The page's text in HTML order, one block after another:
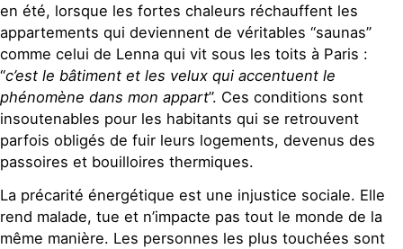
en été, lorsque les fortes chaleurs réchauffent les
appartements qui deviennent de véritables “saunas”
comme celui de Lenna qui vit sous les toits à Paris :
“c’est le bâtiment et les velux qui accentuent le
phénomène dans mon appart”. Ces conditions sont
insoutenables pour les habitants qui se retrouvent
parfois obligés de fuir leurs logements, devenus des
passoires et bouilloires thermiques.
La précarité énergétique est une injustice sociale. Elle
rend malade, tue et n’impacte pas tout le monde de la
même manière. Les personnes les plus touchées sont